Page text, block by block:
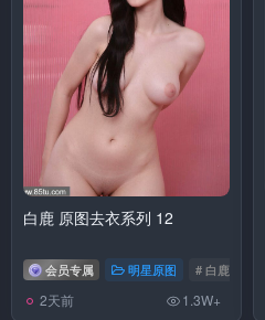
白鹿 原图去衣系列 12
会员专属 明星原图 # 白鹿
2天前 1.3W+